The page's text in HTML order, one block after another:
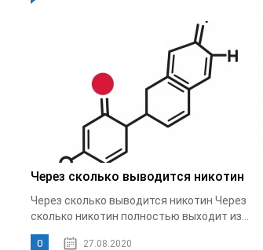
Через сколько выводится никотин
Через сколько выводится никотин Через
сколько никотин полностью выходит из...
0 27.08.2020